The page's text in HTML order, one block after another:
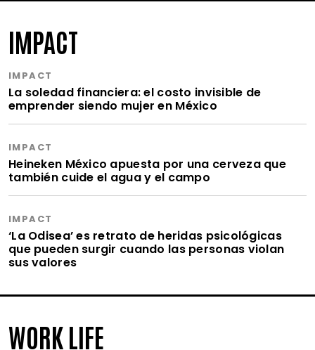
IMPACT
IMPACT
La soledad financiera: el costo invisible de
emprender siendo mujer en México
IMPACT
Heineken México apuesta por una cerveza que
también cuide el agua y el campo
IMPACT
‘La Odisea’ es retrato de heridas psicológicas
que pueden surgir cuando las personas violan
sus valores
WORK LIFE